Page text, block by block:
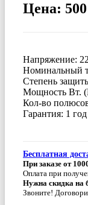
Цена:
Напряжение:
Номинальный
Степень
Мощность Вт.
Кол-во
Гарантия: 1 год
Бесплатная
При заказе от
Оплата при
Нужна скидка на
Звоните!